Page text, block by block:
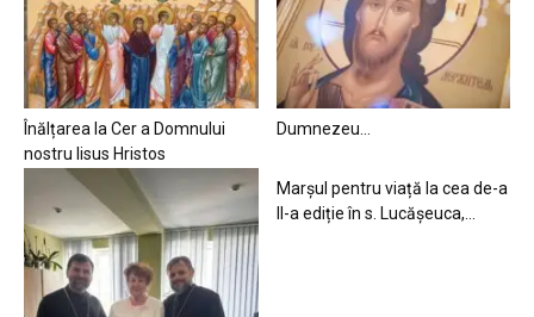
Înălțarea la Cer a Domnului
nostru Iisus Hristos
Dumnezeu…
Marșul pentru viață la cea de-a
II-a ediție în s. Lucășeuca,...